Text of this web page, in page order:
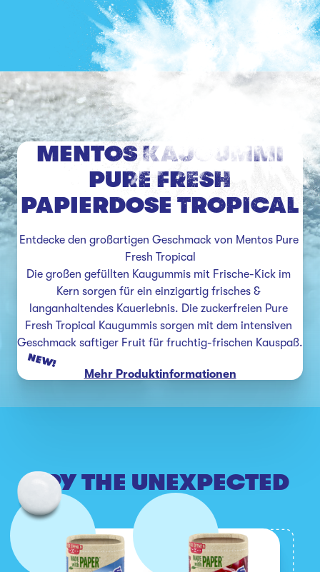
MENTOS KAUGUMMI
PURE FRESH
PAPIERDOSE TROPICAL
Entdecke den großartigen Geschmack von Mentos Pure
Fresh Tropical
Die großen gefüllten Kaugummis mit Frische-Kick im
Kern sorgen für ein einzigartig frisches &
langanhaltendes Kauerlebnis. Die zuckerfreien Pure
Fresh Tropical Kaugummis sorgen mit dem intensiven
Geschmack saftiger Fruit für fruchtig-frischen Kauspaß.
Mehr Produktinformationen
NEW!
TRY THE UNEXPECTED